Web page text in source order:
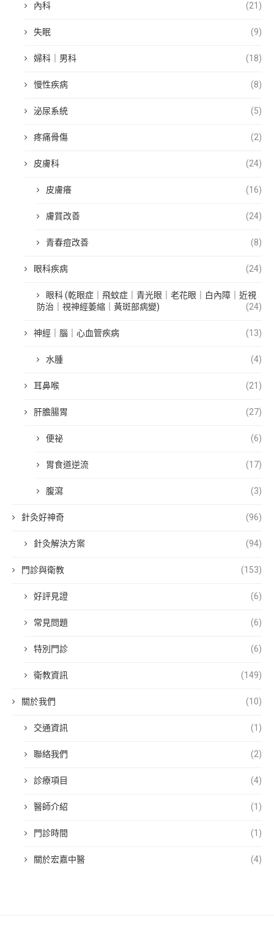
內科 (21)
失眠 (9)
婦科｜男科 (18)
慢性疾病 (8)
泌尿系統 (5)
疼痛骨傷 (2)
皮膚科 (24)
皮膚癢 (16)
膚質改善 (24)
青春痘改善 (8)
眼科疾病 (24)
眼科 (乾眼症｜飛蚊症｜青光眼｜老花眼｜白內障｜近視
防治｜視神經萎縮｜黃斑部病變)
(24)
神經｜腦｜心血管疾病 (13)
水腫 (4)
耳鼻喉 (21)
肝膽腸胃 (27)
便祕 (6)
胃食道逆流 (17)
腹瀉 (3)
針灸好神奇 (96)
針灸解決方案 (94)
門診與衛教 (153)
好評見證 (6)
常見問題 (6)
特別門診 (6)
衛教資訊 (149)
關於我們 (10)
交通資訊 (1)
聯絡我們 (2)
診療項目 (4)
醫師介紹 (1)
門診時間 (1)
關於宏嘉中醫 (4)